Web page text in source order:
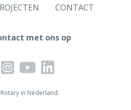
CONTACT
met ons op
in Nederland.